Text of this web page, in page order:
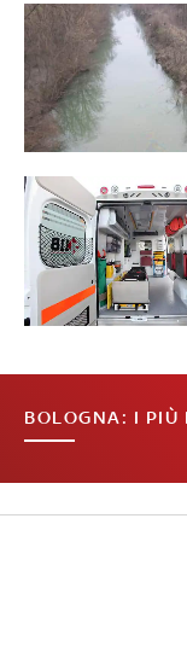
BOLOGNA: I PIÙ